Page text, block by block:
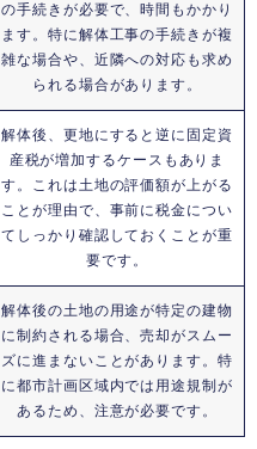
の手続きが必要で、時間もかかり
ます。特に解体工事の手続きが複
雑な場合や、近隣への対応も求め
られる場合があります。
解体後、更地にすると逆に固定資
産税が増加するケースもありま
す。これは土地の評価額が上がる
ことが理由で、事前に税金につい
てしっかり確認しておくことが重
要です。
解体後の土地の用途が特定の建物
に制約される場合、売却がスムー
ズに進まないことがあります。特
に都市計画区域内では用途規制が
あるため、注意が必要です。